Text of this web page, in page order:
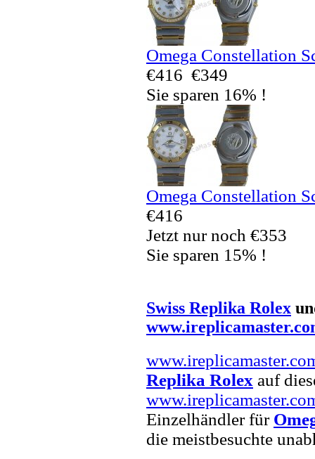
Omega Constellation
€416 €349
Sie sparen 16% !
Omega Constellation
€416
Jetzt nur noch €353
Sie sparen 15% !
Swiss Replika Rolex
Replika Rolex auf
Einzelhändler für
die meistbesuchte